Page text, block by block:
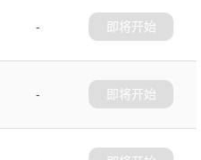
-
即将开始
-
即将开始